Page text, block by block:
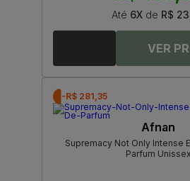
Até 6X de R$
-R$ 281,35
Afnan
Supremacy Not Only Intense
Parfum Unissex